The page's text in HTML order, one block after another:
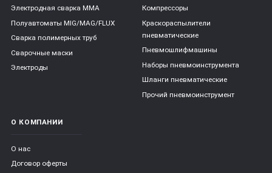
Электродная сварка ММА
Полуавтоматы MIG/MAG/FLUX
Сварка полимерных труб
Сварочные маски
Электроды
Компрессоры
Краскораспылители
пневматические
Пневмошлифмашины
Наборы пневмоинструмента
Шланги пневматические
Прочий пневмоинструмент
О КОМПАНИИ
О нас
Договор оферты